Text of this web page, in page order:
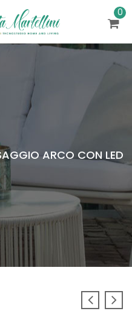
0
ARCO CON LED